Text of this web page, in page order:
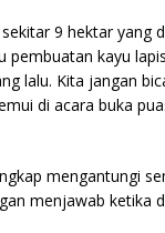
9 hektar yang
kayu
lalu. Kita jangan
di acara buka
mengantungi
menjawab ketika